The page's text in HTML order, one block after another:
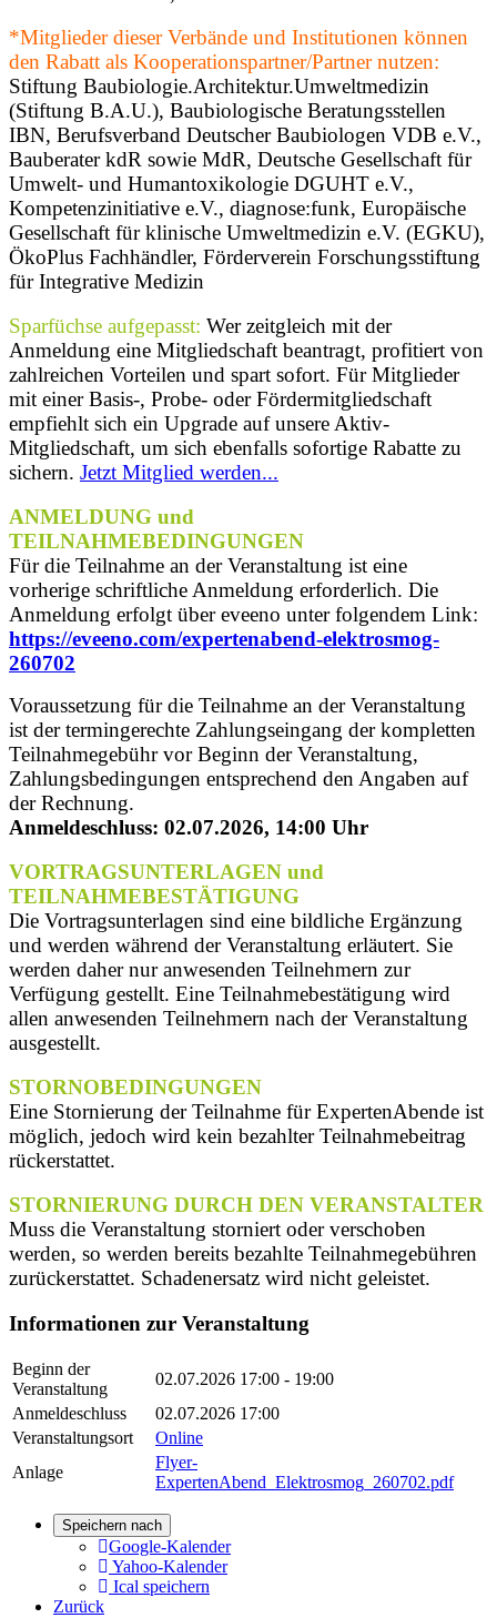
*Mitglieder dieser Verbände und Institutionen können
den Rabatt als Kooperationspartner/Partner nutzen:
Stiftung Baubiologie.Architektur.Umweltmedizin
(Stiftung B.A.U.), Baubiologische Beratungsstellen
IBN, Berufsverband Deutscher Baubiologen VDB e.V.,
Bauberater kdR sowie MdR, Deutsche Gesellschaft für
Umwelt- und Humantoxikologie DGUHT e.V.,
Kompetenzinitiative e.V., diagnose:funk, Europäische
Gesellschaft für klinische Umweltmedizin e.V. (EGKU),
ÖkoPlus Fachhändler, Förderverein Forschungsstiftung
für Integrative Medizin
Sparfüchse aufgepasst: Wer zeitgleich mit der
Anmeldung eine Mitgliedschaft beantragt, profitiert von
zahlreichen Vorteilen und spart sofort. Für Mitglieder
mit einer Basis-, Probe- oder Fördermitgliedschaft
empfiehlt sich ein Upgrade auf unsere Aktiv-
Mitgliedschaft, um sich ebenfalls sofortige Rabatte zu
sichern. Jetzt Mitglied werden...
ANMELDUNG und
TEILNAHMEBEDINGUNGEN
Für die Teilnahme an der Veranstaltung ist eine
vorherige schriftliche Anmeldung erforderlich. Die
Anmeldung erfolgt über eveeno unter folgendem Link:
https://eveeno.com/expertenabend-elektrosmog-
260702
Voraussetzung für die Teilnahme an der Veranstaltung
ist der termingerechte Zahlungseingang der kompletten
Teilnahmegebühr vor Beginn der Veranstaltung,
Zahlungsbedingungen entsprechend den Angaben auf
der Rechnung.
Anmeldeschluss: 02.07.2026, 14:00 Uhr
VORTRAGSUNTERLAGEN und
TEILNAHMEBESTÄTIGUNG
Die Vortragsunterlagen sind eine bildliche Ergänzung
und werden während der Veranstaltung erläutert. Sie
werden daher nur anwesenden Teilnehmern zur
Verfügung gestellt. Eine Teilnahmebestätigung wird
allen anwesenden Teilnehmern nach der Veranstaltung
ausgestellt.
STORNOBEDINGUNGEN
Eine Stornierung der Teilnahme für ExpertenAbende ist
möglich, jedoch wird kein bezahlter Teilnahmebeitrag
rückerstattet.
STORNIERUNG DURCH DEN VERANSTALTER
Muss die Veranstaltung storniert oder verschoben
werden, so werden bereits bezahlte Teilnahmegebühren
zurückerstattet. Schadenersatz wird nicht geleistet.
Informationen zur Veranstaltung
Beginn der
Veranstaltung
02.07.2026 17:00 - 19:00
Anmeldeschluss
02.07.2026 17:00
Veranstaltungsort
Online
Anlage
Flyer-
ExpertenAbend_Elektrosmog_260702.pdf
Speichern nach
Google-Kalender
Yahoo-Kalender
Ical speichern
Zurück